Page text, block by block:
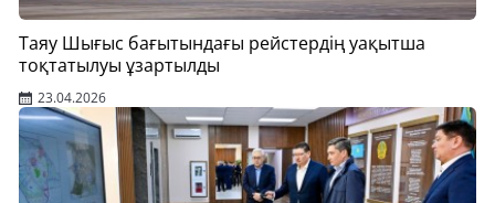
Таяу Шығыс бағытындағы рейстердің уақытша
тоқтатылуы ұзартылды
23.04.2026